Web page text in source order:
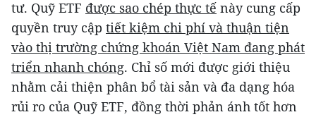
tư. Quỹ ETF được sao chép thực tế này cung cấp
quyền truy cập tiết kiệm chi phí và thuận tiện
vào thị trường chứng khoán Việt Nam đang phát
triển nhanh chóng. Chỉ số mới được giới thiệu
nhằm cải thiện phân bổ tài sản và đa dạng hóa
rủi ro của Quỹ ETF, đồng thời phản ánh tốt hơn